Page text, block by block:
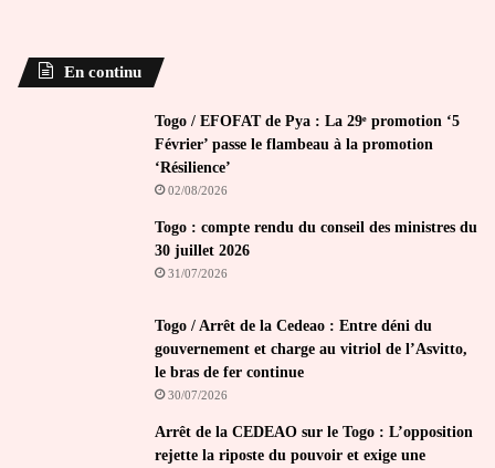
En continu
Togo / EFOFAT de Pya : La 29ᵉ promotion ‘5
Février’ passe le flambeau à la promotion
‘Résilience’
02/08/2026
Togo : compte rendu du conseil des ministres du
30 juillet 2026
31/07/2026
Togo / Arrêt de la Cedeao : Entre déni du
gouvernement et charge au vitriol de l’Asvitto,
le bras de fer continue
30/07/2026
Arrêt de la CEDEAO sur le Togo : L’opposition
rejette la riposte du pouvoir et exige une